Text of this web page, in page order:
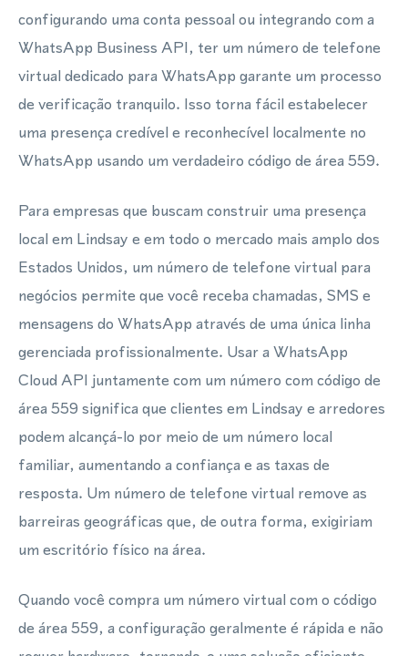
configurando uma conta pessoal ou integrando com a
WhatsApp Business API, ter um número de telefone
virtual dedicado para WhatsApp garante um processo
de verificação tranquilo. Isso torna fácil estabelecer
uma presença credível e reconhecível localmente no
WhatsApp usando um verdadeiro código de área 559.
Para empresas que buscam construir uma presença
local em Lindsay e em todo o mercado mais amplo dos
Estados Unidos, um número de telefone virtual para
negócios permite que você receba chamadas, SMS e
mensagens do WhatsApp através de uma única linha
gerenciada profissionalmente. Usar a WhatsApp
Cloud API juntamente com um número com código de
área 559 significa que clientes em Lindsay e arredores
podem alcançá-lo por meio de um número local
familiar, aumentando a confiança e as taxas de
resposta. Um número de telefone virtual remove as
barreiras geográficas que, de outra forma, exigiriam
um escritório físico na área.
Quando você compra um número virtual com o código
de área 559, a configuração geralmente é rápida e não